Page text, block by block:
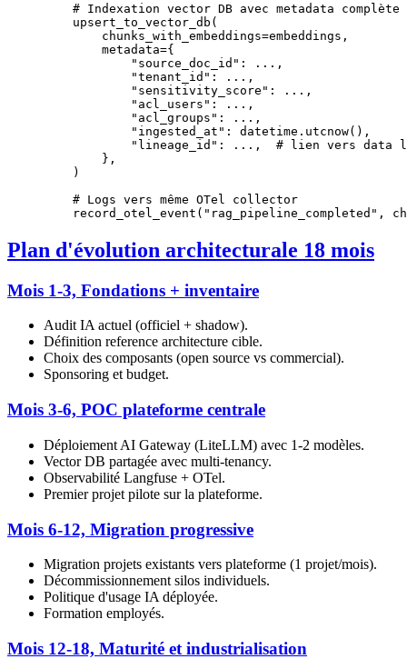
    # Indexation vector DB avec metadata complète
    upsert_to_vector_db(
        chunks_with_embeddings
=embeddings,
        metadata
={
            "source_doc_id"
: ... ,
            "tenant_id"
: ... ,
            "sensitivity_score"
: ... ,
            "acl_users"
: ... ,
            "acl_groups"
: ... ,
            "ingested_at"
: datetime.utcnow(),
            "lineage_id"
: ... , # lien vers data
        },
    )
    # Logs vers même OTel collector
    record_otel_event(
"rag_pipeline_completed" ,
Plan d'évolution architecturale 18 mois
Mois 1-3, Fondations + inventaire
Audit IA actuel (officiel + shadow).
Définition reference architecture cible.
Choix des composants (open source vs commercial).
Sponsoring et budget.
Mois 3-6, POC plateforme centrale
Déploiement AI Gateway (LiteLLM) avec 1-2 modèles.
Vector DB partagée avec multi-tenancy.
Observabilité Langfuse + OTel.
Premier projet pilote sur la plateforme.
Mois 6-12, Migration progressive
Migration projets existants vers plateforme (1 projet/mois).
Décommissionnement silos individuels.
Politique d'usage IA déployée.
Formation employés.
Mois 12-18, Maturité et industrialisation